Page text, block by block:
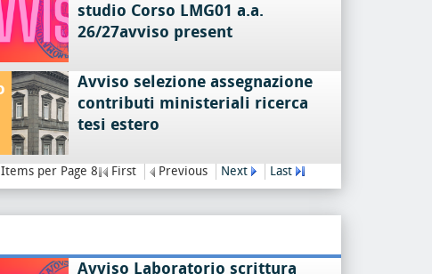
studio Corso LMG01 a.a.
26/27avviso present
Avviso selezione assegnazione
contributi ministeriali ricerca
tesi estero
Items per Page 8 First Previous Next Last
Avviso Laboratorio scrittura